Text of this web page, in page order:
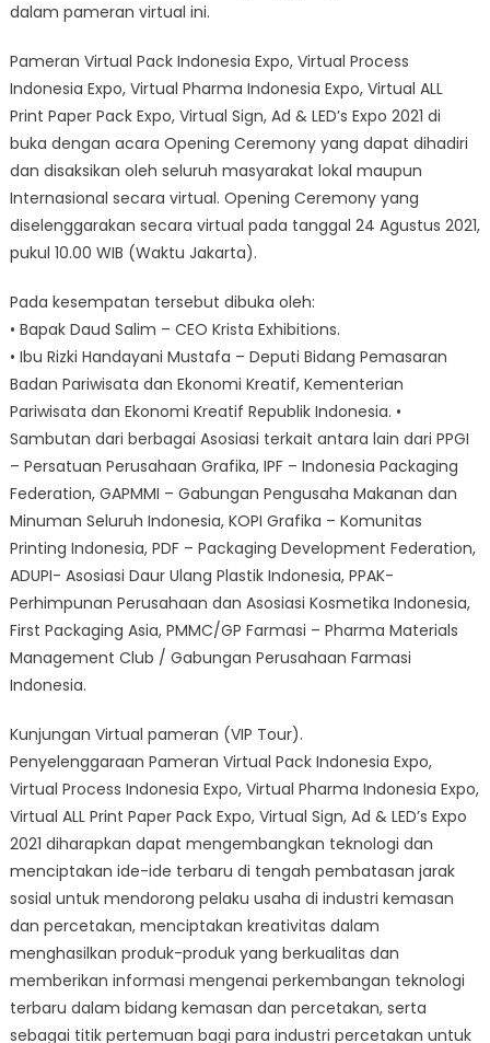
dalam pameran virtual ini.
Pameran Virtual Pack Indonesia Expo, Virtual Process
Indonesia Expo, Virtual Pharma Indonesia Expo, Virtual ALL
Print Paper Pack Expo, Virtual Sign, Ad & LED’s Expo 2021 di
buka dengan acara Opening Ceremony yang dapat dihadiri
dan disaksikan oleh seluruh masyarakat lokal maupun
Internasional secara virtual. Opening Ceremony yang
diselenggarakan secara virtual pada tanggal 24 Agustus 2021,
pukul 10.00 WIB (Waktu Jakarta).
Pada kesempatan tersebut dibuka oleh:
• Bapak Daud Salim – CEO Krista Exhibitions.
• Ibu Rizki Handayani Mustafa – Deputi Bidang Pemasaran
Badan Pariwisata dan Ekonomi Kreatif, Kementerian
Pariwisata dan Ekonomi Kreatif Republik Indonesia. •
Sambutan dari berbagai Asosiasi terkait antara lain dari PPGI
– Persatuan Perusahaan Grafika, IPF – Indonesia Packaging
Federation, GAPMMI – Gabungan Pengusaha Makanan dan
Minuman Seluruh Indonesia, KOPI Grafika – Komunitas
Printing Indonesia, PDF – Packaging Development Federation,
ADUPI- Asosiasi Daur Ulang Plastik Indonesia, PPAK-
Perhimpunan Perusahaan dan Asosiasi Kosmetika Indonesia,
First Packaging Asia, PMMC/GP Farmasi – Pharma Materials
Management Club / Gabungan Perusahaan Farmasi
Indonesia.
Kunjungan Virtual pameran (VIP Tour).
Penyelenggaraan Pameran Virtual Pack Indonesia Expo,
Virtual Process Indonesia Expo, Virtual Pharma Indonesia Expo,
Virtual ALL Print Paper Pack Expo, Virtual Sign, Ad & LED’s Expo
2021 diharapkan dapat mengembangkan teknologi dan
menciptakan ide-ide terbaru di tengah pembatasan jarak
sosial untuk mendorong pelaku usaha di industri kemasan
dan percetakan, menciptakan kreativitas dalam
menghasilkan produk-produk yang berkualitas dan
memberikan informasi mengenai perkembangan teknologi
terbaru dalam bidang kemasan dan percetakan, serta
sebagai titik pertemuan bagi para industri percetakan untuk